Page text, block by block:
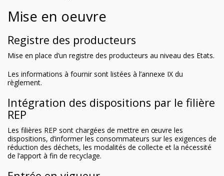
Mise en oeuvre
Registre des producteurs
Mise en place d’un registre des producteurs au niveau des Etats.
Les informations à fournir sont listées à l’annexe IX du
règlement.
Intégration des dispositions par le filière
REP
Les filières REP sont chargées de mettre en œuvre les
dispositions, d’informer les consommateurs sur les exigences de
réduction des déchets, les modalités de collecte et la nécessité
de l’apport à fin de recyclage.